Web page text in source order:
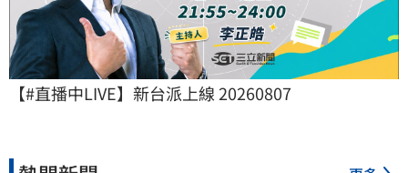
【#直播中LIVE】新台派上線 20260807